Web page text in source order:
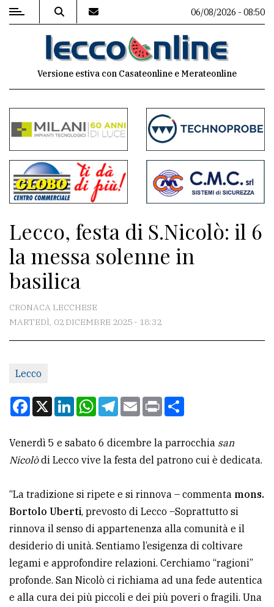
MENU
commenti
Contenuti
del
sito
Meteo
CONTATTI
La
redazione
Per
tua
CERCA
Cerca
per
comune
Ricerca
avanzata
06/08/2026 - 08:50
Versione estiva con Casateonline e Merateonline
Lecco, festa di S.Nicolò: il 6
la messa solenne in
basilica
CRONACA LECCHESE
MARTEDÌ, 02 DICEMBRE 2025 - 18:32
Lecco
Facebook
X LinkedInWhatsApp
Telegram
EmailPrint
Venerdì 5 e sabato 6 dicembre la parrocchia san
Nicolòdi Lecco vive la festa del patrono cui è dedicata.
“La tradizione si ripete e si rinnova – commenta mons.
Bortolo Uberti, prevosto di Lecco –Soprattutto si
rinnova il senso di appartenenza alla comunità e il
desiderio di unità. Sentiamo l’esigenza di coltivare
legami e approfondire relazioni. Cerchiamo “ragioni”
profonde. San Nicolò ci richiama ad una fede autentica
e alla cura dei più piccoli e dei più poveri o fragili. Una